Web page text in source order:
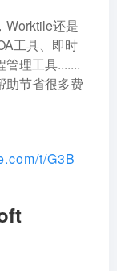
Worktile还是
工具、即时
理工具.......
助节省很多费
t/G3B